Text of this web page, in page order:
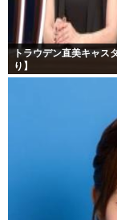
トラウデン直美キャ
り】